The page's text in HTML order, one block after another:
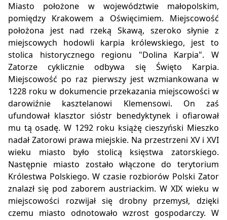
Miasto położone w województwie małopolskim,
pomiędzy Krakowem a Oświęcimiem. Miejscowość
położona jest nad rzeką Skawą, szeroko słynie z
miejscowych hodowli karpia królewskiego, jest to
stolica historycznego regionu "Dolina Karpia". W
Zatorze cyklicznie odbywa się Święto Karpia.
Miejscowość po raz pierwszy jest wzmiankowana w
1228 roku w dokumencie przekazania miejscowości w
darowiźnie kasztelanowi Klemensowi. On zaś
ufundował klasztor sióstr benedyktynek i ofiarował
mu tą osadę. W 1292 roku książę cieszyński Mieszko
nadał Zatorowi prawa miejskie. Na przestrzeni XV i XVI
wieku miasto było stolicą księstwa zatorskiego.
Następnie miasto zostało włączone do terytorium
Królestwa Polskiego. W czasie rozbiorów Polski Zator
znalazł się pod zaborem austriackim. W XIX wieku w
miejscowości rozwijał się drobny przemysł, dzięki
czemu miasto odnotowało wzrost gospodarczy. W